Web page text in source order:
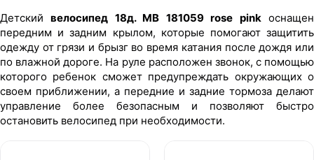
Детскийвелосипед 18д. MB 181059 rose pink оснащен
передним и задним крылом, которые помогают защитить
одежду от грязи и брызг во время катания после дождя или
по влажной дороге. На руле расположен звонок, с помощью
которого ребенок сможет предупреждать окружающих о
своем приближении, а передние и задние тормоза делают
управление более безопасным и позволяют быстро
остановить велосипед при необходимости.